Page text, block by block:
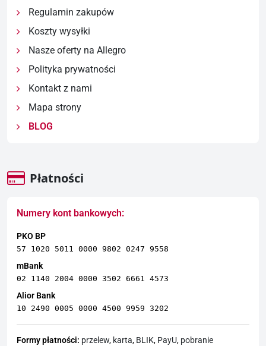
Regulamin zakupów
Koszty wysyłki
Nasze oferty na Allegro
Polityka prywatności
Kontakt z nami
Mapa strony
BLOG
Płatności
Numery kont bankowych:
PKO BP
57 1020 5011 0000 9802 0247 9558
mBank
02 1140 2004 0000 3502 6661 4573
Alior Bank
10 2490 0005 0000 4500 9959 3202
Formy płatności: przelew, karta, BLIK, PayU, pobranie